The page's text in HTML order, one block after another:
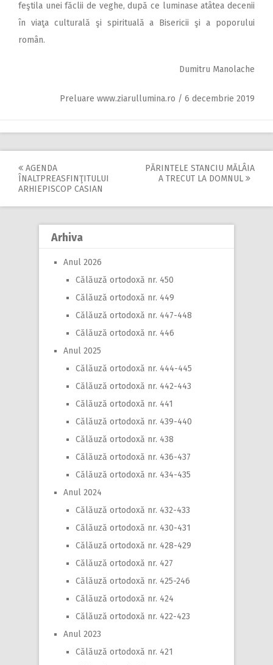
feştila unei făclii de veghe, după ce luminase atâtea decenii
în viaţa culturală şi spirituală a Bisericii şi a poporului
român.
Dumitru Manolache
Preluare www.ziarullumina.ro / 6 decembrie 2019
Post
navigation
AGENDA
ÎNALTPREASFINŢITULUI
ARHIEPISCOP CASIAN
PĂRINTELE STANCIU MĂLÂIA
A TRECUT LA DOMNUL
Arhiva
Anul 2026
Călăuză ortodoxă nr. 450
Călăuză ortodoxă nr. 449
Călăuză ortodoxă nr. 447-448
Călăuză ortodoxă nr. 446
Anul 2025
Călăuză ortodoxă nr. 444-445
Călăuză ortodoxă nr. 442-443
Călăuză ortodoxă nr. 441
Călăuză ortodoxă nr. 439-440
Călăuză ortodoxă nr. 438
Călăuză ortodoxă nr. 436-437
Călăuză ortodoxă nr. 434-435
Anul 2024
Călăuză ortodoxă nr. 432-433
Călăuză ortodoxă nr. 430-431
Călăuză ortodoxă nr. 428-429
Călăuză ortodoxă nr. 427
Călăuză ortodoxă nr. 425-246
Călăuză ortodoxă nr. 424
Călăuză ortodoxă nr. 422-423
Anul 2023
Călăuză ortodoxă nr. 421